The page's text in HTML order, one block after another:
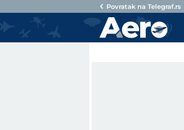
Povratak na Telegraf.rs